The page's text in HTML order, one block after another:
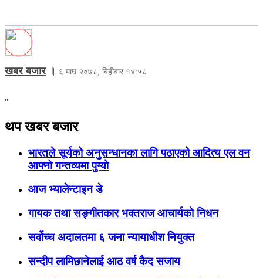
खबर बजार। ६ माघ २०७८, बिहीबार १४:५८
"
थप खबर बजार
भारतले सूर्यको अनुसन्धानका लागि पठाएको आदित्य एल वन
आफ्नो गन्तव्यमा पुग्याे
आज भ्यालेन्टाइन डे
गायक तथा सङ्गीतकार भक्तराज आचार्यको निधन
सर्वोच्च अदालतमा ६ जना न्यायाधीश नियुक्त
सन्दीप लामिछानेलाई आठ वर्ष कैद सजाय